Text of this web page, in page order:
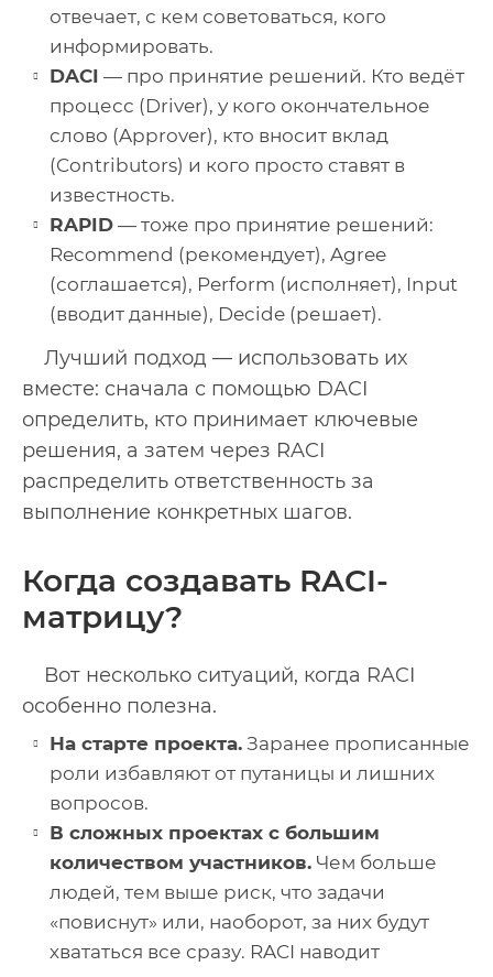
отвечает, с кем советоваться, кого
информировать.
DACI — про принятие решений. Кто ведёт
процесс (Driver), у кого окончательное
слово (Approver), кто вносит вклад
(Contributors) и кого просто ставят в
известность.
RAPID — тоже про принятие решений:
Recommend (рекомендует), Agree
(соглашается), Perform (исполняет), Input
(вводит данные), Decide (решает).
Лучший подход — использовать их
вместе: сначала с помощью DACI
определить, кто принимает ключевые
решения, а затем через RACI
распределить ответственность за
выполнение конкретных шагов.
Когда создавать RACI-
матрицу?
Вот несколько ситуаций, когда RACI
особенно полезна.
На старте проекта. Заранее прописанные
роли избавляют от путаницы и лишних
вопросов.
В сложных проектах с большим
количеством участников. Чем больше
людей, тем выше риск, что задачи
«повиснут» или, наоборот, за них будут
хвататься все сразу. RACI наводит